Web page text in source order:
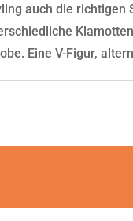
auch die richtigen
Eine V-Figur,